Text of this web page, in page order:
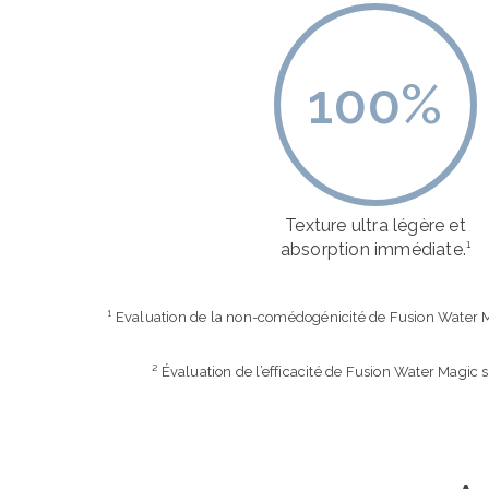
100%
Texture ultra légère et
absorption immédiate.¹
¹ Evaluation de la non-comédogénicité de Fusion Water
² Évaluation de l’efficacité de Fusion Water